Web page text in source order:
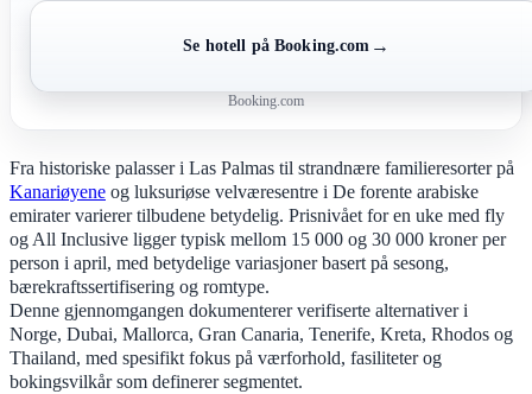
Se hotell på Booking.com →
Booking.com
Fra historiske palasser i Las Palmas til strandnære familieresorter på
Kanariøyene og luksuriøse velværesentre i De forente arabiske
emirater varierer tilbudene betydelig. Prisnivået for en uke med fly
og All Inclusive ligger typisk mellom 15 000 og 30 000 kroner per
person i april, med betydelige variasjoner basert på sesong,
bærekraftssertifisering og romtype.
Denne gjennomgangen dokumenterer verifiserte alternativer i
Norge, Dubai, Mallorca, Gran Canaria, Tenerife, Kreta, Rhodos og
Thailand, med spesifikt fokus på værforhold, fasiliteter og
bokingsvilkår som definerer segmentet.